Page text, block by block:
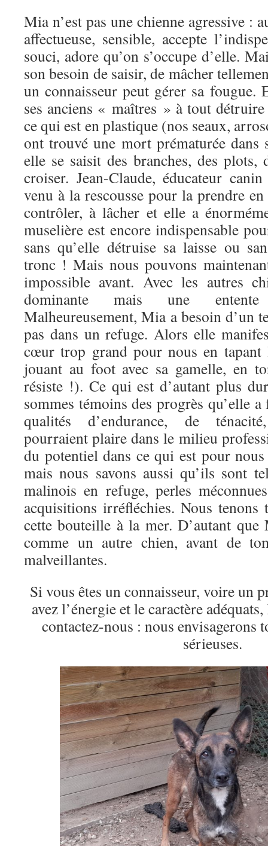
Mia n’est pas une chienne agressive :
affectueuse, sensible, accepte
souci, adore qu’on s’occupe d’elle.
son besoin de saisir, de mâcher
un connaisseur peut gérer sa fougue.
ses anciens « maîtres » à tout
ce qui est en plastique (nos seaux,
ont trouvé une mort prématurée dans
elle se saisit des branches, des plots,
croiser. Jean-Claude, éducateur
venu à la rescousse pour la prendre
contrôler, à lâcher et elle a
muselière est encore indispensable
sans qu’elle détruise sa laisse ou
tronc ! Mais nous pouvons
impossible avant. Avec les autres
dominante mais une entente
Malheureusement, Mia a besoin d’un
pas dans un refuge. Alors elle
cœur trop grand pour nous en
jouant au foot avec sa gamelle, en
résiste !). Ce qui est d’autant plus
sommes témoins des progrès qu’elle
qualités d’endurance, de
pourraient plaire dans le milieu
du potentiel dans ce qui est pour
mais nous savons aussi qu’ils sont
malinois en refuge, perles
acquisitions irréfléchies. Nous tenons
cette bouteille à la mer. D’autant
comme un autre chien, avant de
malveillantes.
Si vous êtes un connaisseur, voire un
avez l’énergie et le caractère
contactez-nous : nous envisagerons
sérieuses.